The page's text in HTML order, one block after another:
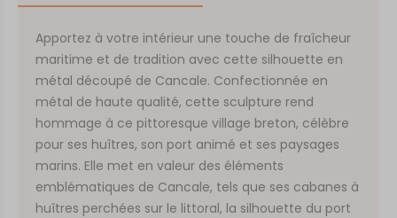
Apportez à votre intérieur une touche de fraîcheur
maritime et de tradition avec cette silhouette en
métal découpé de Cancale. Confectionnée en
métal de haute qualité, cette sculpture rend
hommage à ce pittoresque village breton, célèbre
pour ses huîtres, son port animé et ses paysages
marins. Elle met en valeur des éléments
emblématiques de Cancale, tels que ses cabanes à
huîtres perchées sur le littoral, la silhouette du port